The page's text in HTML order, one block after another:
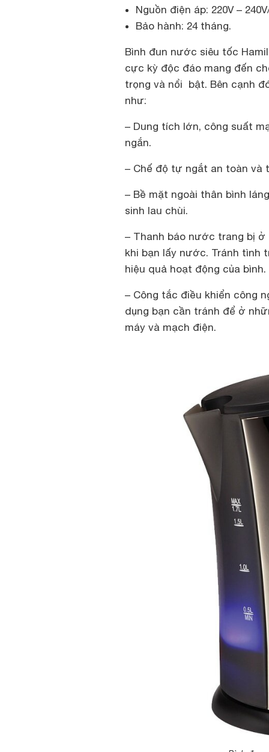
Nguồn điện áp: 220V –
Bảo hành: 24 tháng.
Bình đun nước siêu tốc
cực kỳ độc đáo mang đến
trọng và nổi bật. Bên cạnh
như:
– Dung tích lớn, công suất
ngắn.
– Chế độ tự ngắt an toàn và
– Bề mặt ngoài thân bình
sinh lau chùi.
– Thanh báo nước trang bị
khi bạn lấy nước. Tránh tình
hiệu quả hoạt động của bình.
– Công tắc điều khiển công
dụng bạn cần tránh để ở
máy và mạch điện.